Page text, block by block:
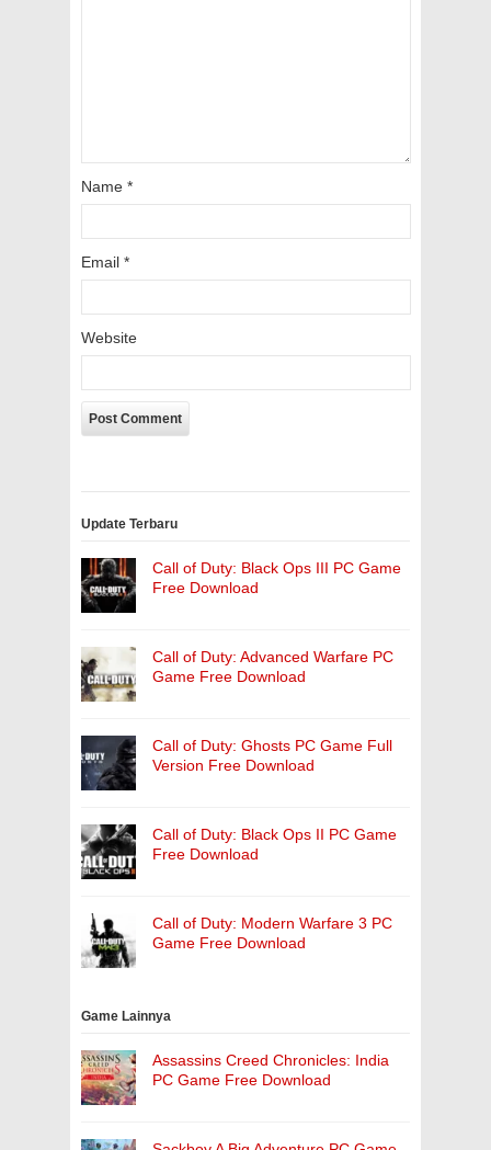
Name *
Email *
Website
Update Terbaru
Call of Duty: Black Ops III PC Game
Free Download
Call of Duty: Advanced Warfare PC
Game Free Download
Call of Duty: Ghosts PC Game Full
Version Free Download
Call of Duty: Black Ops II PC Game
Free Download
Call of Duty: Modern Warfare 3 PC
Game Free Download
Game Lainnya
Assassins Creed Chronicles: India
PC Game Free Download